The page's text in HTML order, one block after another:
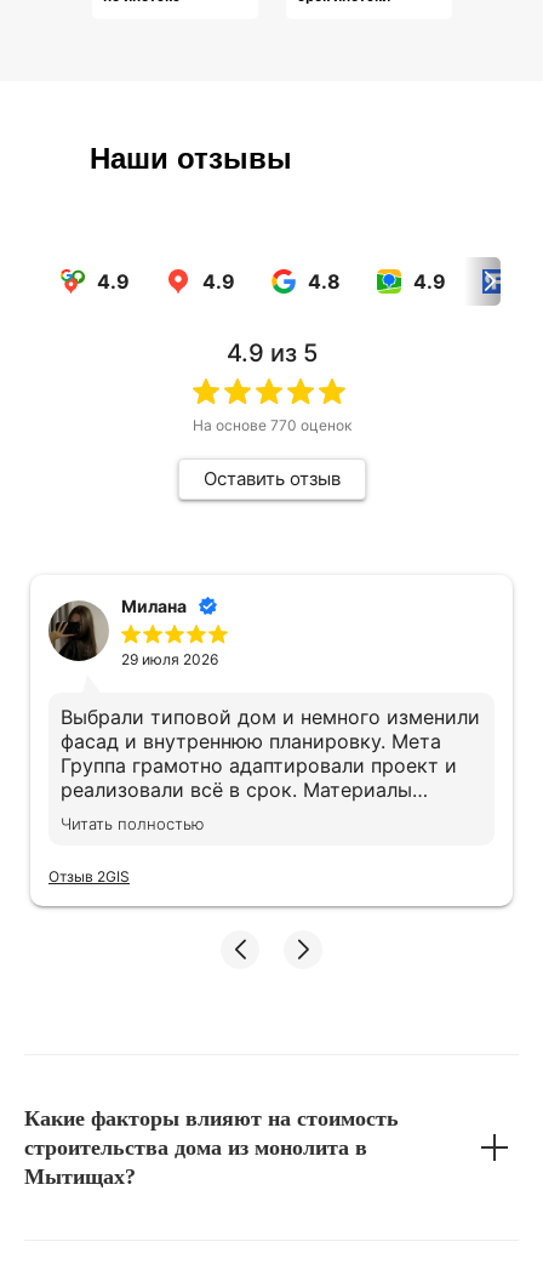
Наши отзывы
4.9 4.9 4.8 4.9
4.9 из 5
На основе 770 оценок
Оставить отзыв
Милана
29 июля 2026
Выбрали типовой дом и немного изменили
фасад и внутреннюю планировку. Мета
Группа грамотно адаптировали проект и
реализовали всё в срок. Материалы
действительно качественные, экономии не
Читать полностью
Отзыв 2GIS
Какие факторы влияют на стоимость
строительства дома из монолита в
Мытищах?